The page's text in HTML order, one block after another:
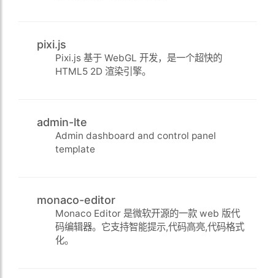
pixi.js
Pixi.js 基于 WebGL 开发，是一个超快的
HTML5 2D 渲染引擎。
admin-lte
Admin dashboard and control panel
template
monaco-editor
Monaco Editor 是微软开源的一款 web 版代
码编辑器。它支持智能提示,代码高亮,代码格式
化。